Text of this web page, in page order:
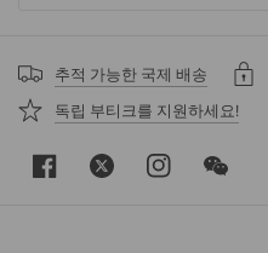
추적 가능한 국제 배송
독립 부티크를 지원하세요!